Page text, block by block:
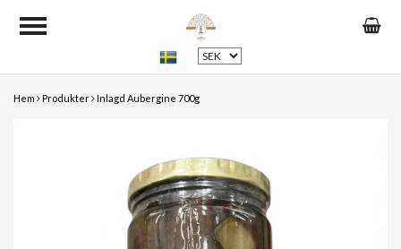
Hem Produkter Inlagd Aubergine 700g